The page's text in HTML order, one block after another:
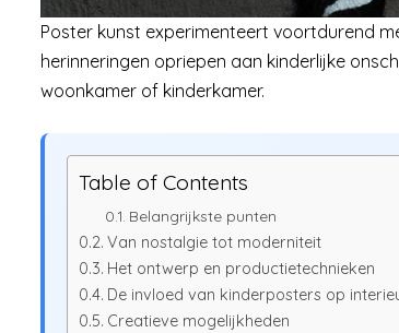
Poster kunst experimenteert voortdurend
herinneringen opriepen aan kinderlijke
woonkamer of kinderkamer.
Table of Contents
Belangrijkste punten
Van nostalgie tot moderniteit
Het ontwerp en productietechnieken
De invloed van kinderposters op
Creatieve mogelijkheden